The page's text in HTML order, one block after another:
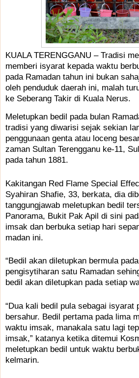
KUALA TERENGGANU – Tradisi
memberi isyarat kepada waktu
pada Ramadan tahun ini bukan
oleh penduduk daerah ini, malah
ke Seberang Takir di Kuala Nerus.
Meletupkan bedil pada bulan
tradisi yang diwarisi sejak sekian
penggunaan genta atau loceng
zaman Sultan Terengganu ke-11,
pada tahun 1881.
Kakitangan Red Flame Special
Syahiran Shafie, 33, berkata, dia
tanggungjawab meletupkan bedil
Panorama, Bukit Pak Apil di sini
imsak dan berbuka setiap hari
madan ini.
“Bedil akan diletupkan bermula
pengisytiharan satu Ramadan
bedil akan diletupkan pada setiap
“Dua kali bedil pula sebagai isyarat
bersahur. Bedil pertama pada lima
waktu imsak, manakala satu lagi
imsak,” katanya ketika ditemui
meletupkan bedil untuk waktu
kelmarin.